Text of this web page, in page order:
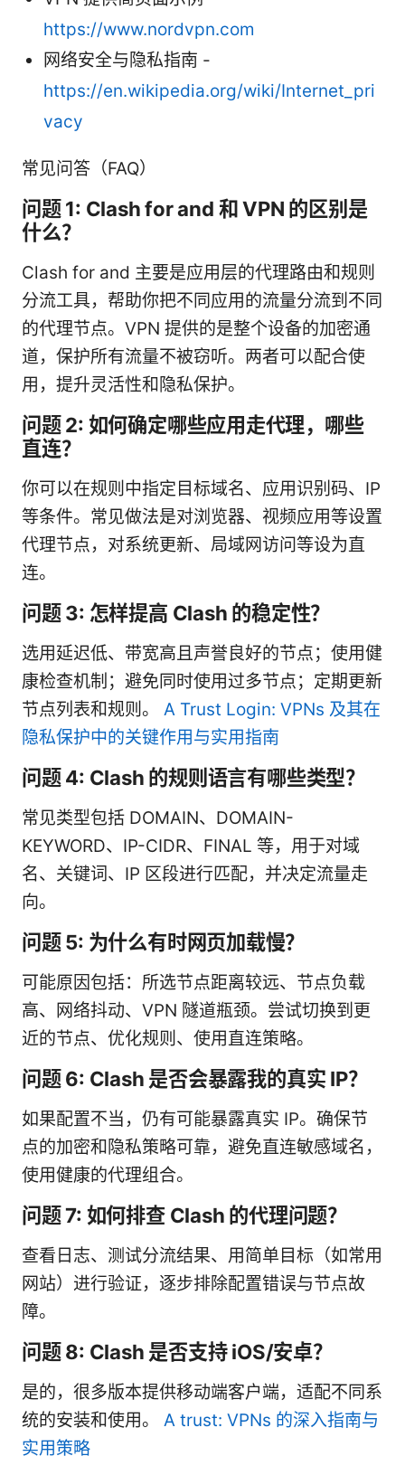
https://www.nordvpn.com
网络安全与隐私指南 -
https://en.wikipedia.org/wiki/Internet_pri
vacy
常见问答（FAQ）
问题 1: Clash for and 和 VPN 的区别是
什么？
Clash for and 主要是应用层的代理路由和规则
分流工具，帮助你把不同应用的流量分流到不同
的代理节点。VPN 提供的是整个设备的加密通
道，保护所有流量不被窃听。两者可以配合使
用，提升灵活性和隐私保护。
问题 2: 如何确定哪些应用走代理，哪些
直连？
你可以在规则中指定目标域名、应用识别码、IP
等条件。常见做法是对浏览器、视频应用等设置
代理节点，对系统更新、局域网访问等设为直
连。
问题 3: 怎样提高 Clash 的稳定性？
选用延迟低、带宽高且声誉良好的节点；使用健
康检查机制；避免同时使用过多节点；定期更新
节点列表和规则。 A Trust Login: VPNs 及其在
隐私保护中的关键作用与实用指南
问题 4: Clash 的规则语言有哪些类型？
常见类型包括 DOMAIN、DOMAIN-
KEYWORD、IP-CIDR、FINAL 等，用于对域
名、关键词、IP 区段进行匹配，并决定流量走
向。
问题 5: 为什么有时网页加载慢？
可能原因包括：所选节点距离较远、节点负载
高、网络抖动、VPN 隧道瓶颈。尝试切换到更
近的节点、优化规则、使用直连策略。
问题 6: Clash 是否会暴露我的真实 IP？
如果配置不当，仍有可能暴露真实 IP。确保节
点的加密和隐私策略可靠，避免直连敏感域名，
使用健康的代理组合。
问题 7: 如何排查 Clash 的代理问题？
查看日志、测试分流结果、用简单目标（如常用
网站）进行验证，逐步排除配置错误与节点故
障。
问题 8: Clash 是否支持 iOS/安卓？
是的，很多版本提供移动端客户端，适配不同系
统的安装和使用。 A trust: VPNs 的深入指南与
实用策略